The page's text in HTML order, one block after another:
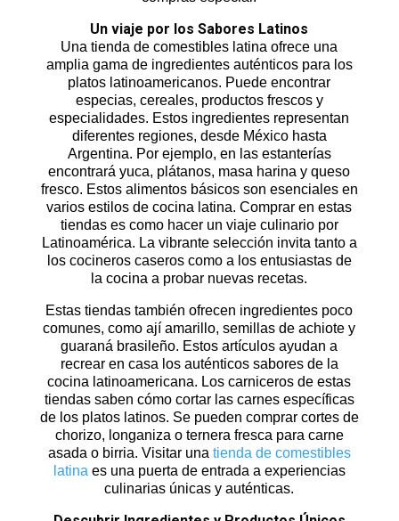
Un viaje por los Sabores Latinos
Una tienda de comestibles latinaofrece una
amplia gama de ingredientes auténticos para los
platos latinoamericanos. Puede encontrar
especias, cereales, productos frescos y
especialidades. Estos ingredientes representan
diferentes regiones, desde México hasta
Argentina. Por ejemplo, en las estanterías
encontrará yuca, plátanos, masa harina y queso
fresco. Estos alimentos básicos son esenciales en
varios estilos de cocina latina. Comprar en estas
tiendas es como hacer un viaje culinario por
Latinoamérica. La vibrante selección invita tanto a
los cocineros caseros como a los entusiastas de
la cocina a probar nuevas recetas.
Estas tiendas también ofrecen ingredientes poco
comunes, como ají amarillo, semillas de achiote y
guaraná brasileño. Estos artículos ayudan a
recrear en casa los auténticos sabores de la
cocina latinoamericana. Los carniceros de estas
tiendas saben cómo cortar las carnes específicas
de los platos latinos. Se pueden comprar cortes de
chorizo, longaniza o ternera fresca para carne
asada o birria. Visitar una tienda de comestibles
latina es una puerta de entrada a experiencias
culinarias únicas y auténticas.